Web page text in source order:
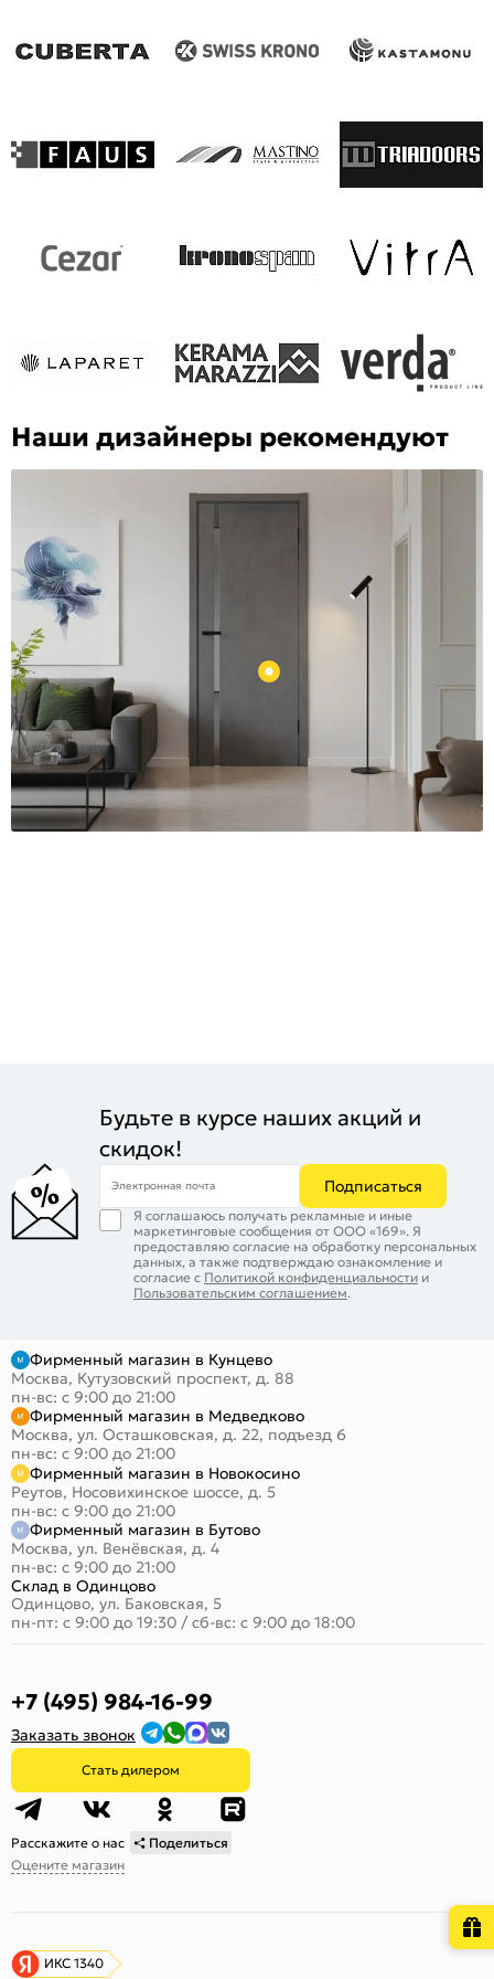
Наши дизайнеры рекомендуют
Будьте в курсе наших акций и
скидок!
Электронная почта Подписаться
Я соглашаюсь получать рекламные и иные
маркетинговые сообщения от ООО «169». Я
предоставляю согласие на обработку персональных
данных, а также подтверждаю ознакомление и
согласие с Политикой конфиденциальности и
Пользовательским соглашением.
Фирменный магазин в Кунцево
Москва, Кутузовский проспект, д. 88
пн-вс: с 9:00 до 21:00
Фирменный магазин в Медведково
Москва, ул. Осташковская, д. 22, подъезд 6
пн-вс: с 9:00 до 21:00
Фирменный магазин в Новокосино
Реутов, Носовихинское шоссе, д. 5
пн-вс: с 9:00 до 21:00
Фирменный магазин в Бутово
Москва, ул. Венёвская, д. 4
пн-вс: с 9:00 до 21:00
Склад в Одинцово
Одинцово, ул. Баковская, 5
пн-пт: с 9:00 до 19:30 / сб-вс: с 9:00 до 18:00
+7 (495) 984-16-99
Заказать звонок
Стать дилером
Расскажите о нас
Поделиться
Оцените магазин
ИКС 1340